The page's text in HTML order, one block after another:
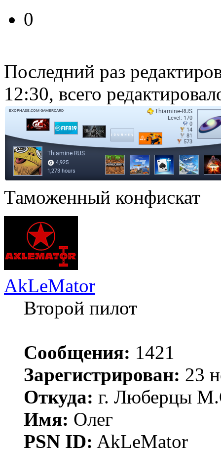
0
Последний раз
12:30, всего
Таможенный конфискат
AkLeMator
Второй пилот
Сообщения: 1421
Зарегистрирован: 23
Откуда: г. Люберцы
Имя: Олег
PSN ID: AkLeMator